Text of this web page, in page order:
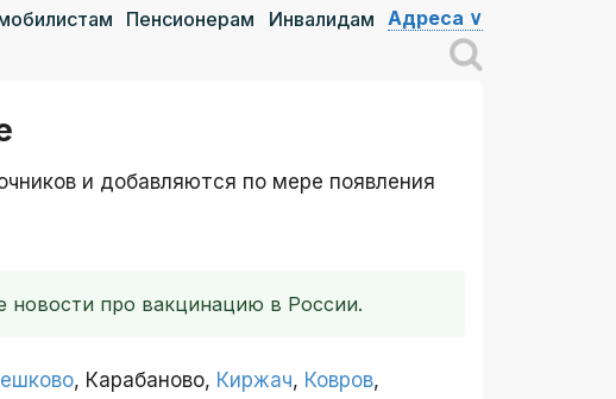
Пенсионерам Инвалидам Адреса ∨
и добавляются по мере появления
про вакцинацию в России.
, Карабаново, Киржач, Ковров,